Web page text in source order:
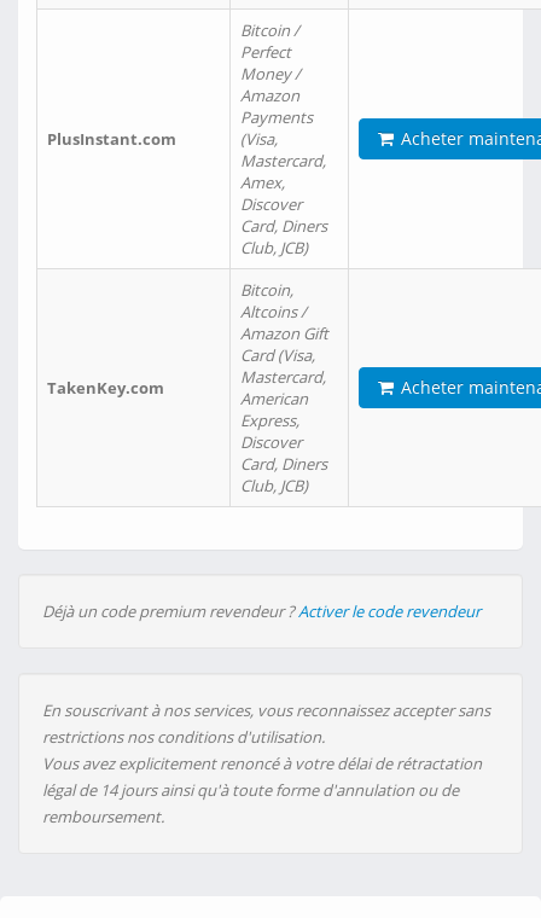
PlusInstant.com
Bitcoin /
Perfect
Money /
Amazon
Payments
(Visa,
Mastercard,
Amex,
Discover
Card, Diners
Club, JCB)
Acheter
TakenKey.com
Bitcoin,
Altcoins /
Amazon Gift
Card (Visa,
Mastercard,
American
Express,
Discover
Card, Diners
Club, JCB)
Acheter
Déjà un code premium revendeur ?Activer le code revendeur
En souscrivant à nos services, vous reconnaissez accepter sans
restrictions nos conditions d'utilisation.
Vous avez explicitement renoncé à votre délai de rétractation
légal de 14 jours ainsi qu'à toute forme d'annulation ou de
remboursement.